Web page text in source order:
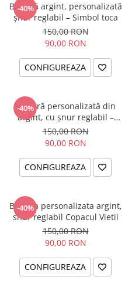
-40%
Brățară argint, personalizată
șnur reglabil – Simbol toca
150,00 RON
90,00 RON
CONFIGUREAZA
-40%
Brățară personalizată din
argint, cu șnur reglabil –
simbol Soare
150,00 RON
90,00 RON
CONFIGUREAZA
-40%
Bratara personalizata argint,
snur reglabil Copacul Vietii
150,00 RON
90,00 RON
CONFIGUREAZA